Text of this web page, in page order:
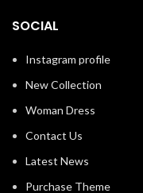
SOCIAL
Instagram profile
New Collection
Woman Dress
Contact Us
Latest News
Purchase Theme